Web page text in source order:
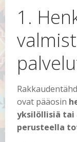
1.
ovat pääosin
yksilöllisiä tai
perusteella